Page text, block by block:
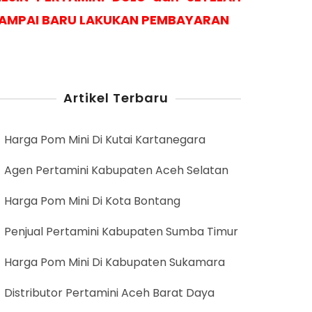
BARU LAKUKAN PEMBAYARAN
Artikel Terbaru
Harga Pom Mini Di Kutai Kartanegara
Agen Pertamini Kabupaten Aceh Selatan
Harga Pom Mini Di Kota Bontang
Penjual Pertamini Kabupaten Sumba Timur
Harga Pom Mini Di Kabupaten Sukamara
Distributor Pertamini Aceh Barat Daya